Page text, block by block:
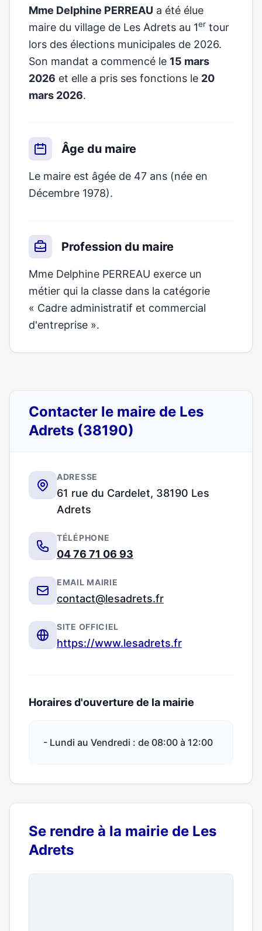
Mme Delphine PERREAU a été élue
maire du village de Les Adrets au 1er tour
lors des élections municipales de 2026.
Son mandat a commencé le 15 mars
2026 et elle a pris ses fonctions le 20
mars 2026.
Âge du maire
Le maire est âgée de 47 ans (née en
Décembre 1978).
Profession du maire
Mme Delphine PERREAU exerce un
métier qui la classe dans la catégorie
« Cadre administratif et commercial
d'entreprise ».
Contacter le maire de Les
Adrets (38190)
ADRESSE
61 rue du Cardelet, 38190 Les
Adrets
TÉLÉPHONE
04 76 71 06 93
EMAIL MAIRIE
contact@lesadrets.fr
SITE OFFICIEL
https://www.lesadrets.fr
Horaires d'ouverture de la mairie
- Lundi au Vendredi : de 08:00 à 12:00
Se rendre à la mairie de Les
Adrets